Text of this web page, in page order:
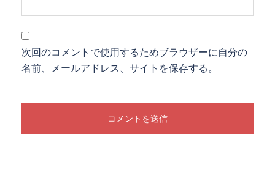
次回のコメントで使用するためブラウザーに自分の
名前、メールアドレス、サイトを保存する。